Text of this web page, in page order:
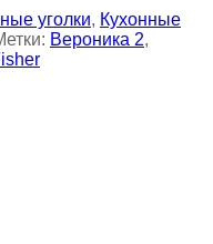
уголки, Кухонные
Вероника 2,